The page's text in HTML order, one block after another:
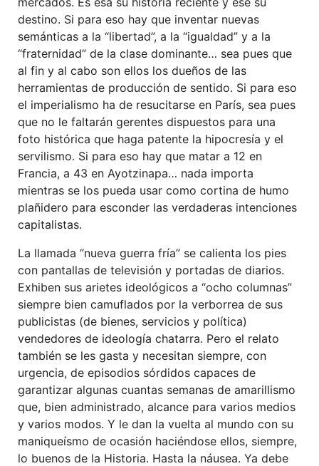
destino. Si para eso hay que inventar nuevas
semánticas a la “libertad”, a la “igualdad” y a la
“fraternidad” de la clase dominante… sea pues que
al fin y al cabo son ellos los dueños de las
herramientas de producción de sentido. Si para eso
el imperialismo ha de resucitarse en París, sea pues
que no le faltarán gerentes dispuestos para una
foto histórica que haga patente la hipocresía y el
servilismo. Si para eso hay que matar a 12 en
Francia, a 43 en Ayotzinapa… nada importa
mientras se los pueda usar como cortina de humo
plañidero para esconder las verdaderas intenciones
capitalistas.
La llamada “nueva guerra fría” se calienta los pies
con pantallas de televisión y portadas de diarios.
Exhiben sus arietes ideológicos a “ocho columnas”
siempre bien camuflados por la verborrea de sus
publicistas (de bienes, servicios y política)
vendedores de ideología chatarra. Pero el relato
también se les gasta y necesitan siempre, con
urgencia, de episodios sórdidos capaces de
garantizar algunas cuantas semanas de amarillismo
que, bien administrado, alcance para varios medios
y varios modos. Y le dan la vuelta al mundo con su
maniqueísmo de ocasión haciéndose ellos, siempre,
lo buenos de la Historia. Hasta la náusea. Ya debe